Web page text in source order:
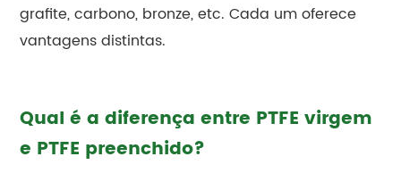
grafite, carbono, bronze, etc. Cada um oferece
vantagens distintas.
Qual é a diferença entre PTFE virgem
e PTFE preenchido?